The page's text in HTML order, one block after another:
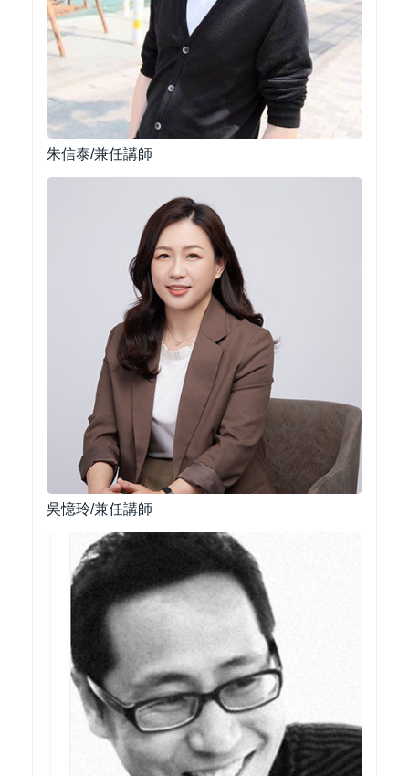
朱信泰/兼任講師
吳憶玲/兼任講師